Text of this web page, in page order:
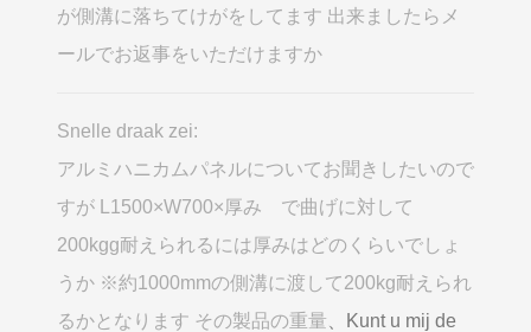
が側溝に落ちてけがをしてます 出来ましたらメ
ールでお返事をいただけますか
Snelle draak zei:
アルミハニカムパネルについてお聞きしたいので
すが L1500×W700×厚み で曲げに対して
200kgg耐えられるには厚みはどのくらいでしょ
うか ※約1000mmの側溝に渡して200kg耐えられ
るかとなります その製品の重量 、Kunt u mij de